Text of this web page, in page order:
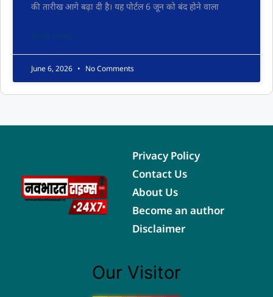
की तारीख आगे बढ़ा दी है। यह पोर्टल 6 जून को बंद होने वाला
READ MORE »
June 6, 2026 No Comments
Privacy Policy
Contact Us
About Us
Become an author
Disclaimer
Our Visitor